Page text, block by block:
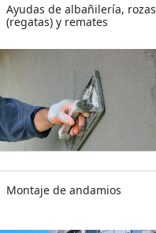
Ayudas de albañilería, rozas
(regatas) y remates
Montaje de andamios